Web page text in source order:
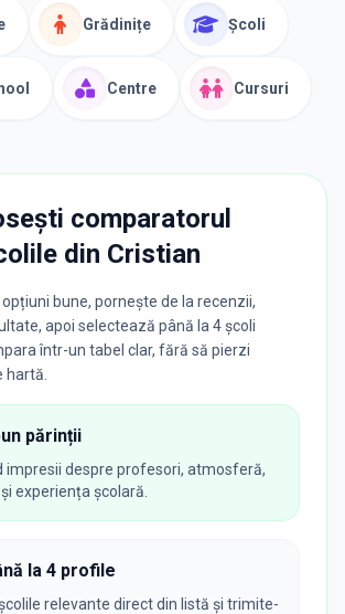
Grădinițe Școli
Centre Cursuri
comparatorul
din Cristian
bune, pornește de la recenzii,
apoi selectează până la 4 școli
într-un tabel clar, fără să pierzi
hartă.
părinții
impresii despre profesori, atmosferă,
experiența școlară.
la 4 profile
relevante direct din listă și trimite-